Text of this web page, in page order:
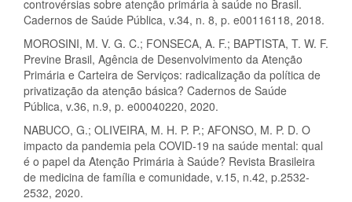
controvérsias sobre atenção primária à saúde no Brasil.
Cadernos de Saúde Pública, v.34, n. 8, p. e00116118, 2018.
MOROSINI, M. V. G. C.; FONSECA, A. F.; BAPTISTA, T. W. F.
Previne Brasil, Agência de Desenvolvimento da Atenção
Primária e Carteira de Serviços: radicalização da política de
privatização da atenção básica? Cadernos de Saúde
Pública, v.36, n.9, p. e00040220, 2020.
NABUCO, G.; OLIVEIRA, M. H. P. P.; AFONSO, M. P. D. O
impacto da pandemia pela COVID-19 na saúde mental: qual
é o papel da Atenção Primária à Saúde? Revista Brasileira
de medicina de família e comunidade, v.15, n.42, p.2532-
2532, 2020.